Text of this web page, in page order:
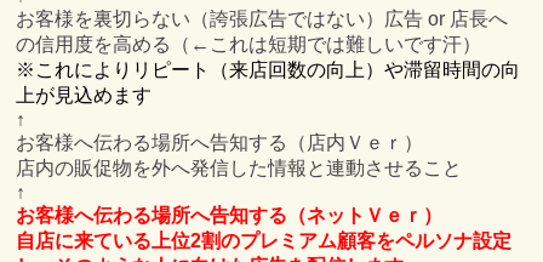
お客様を裏切らない（誇張広告ではない）広告 or 店長へ
の信用度を高める（←これは短期では難しいです汗）
※これによりリピート（来店回数の向上）や滞留時間の向
上が見込めます
↑
お客様へ伝わる場所へ告知する（店内Ｖｅｒ）
店内の販促物を外へ発信した情報と連動させること
↑
お客様へ伝わる場所へ告知する（ネットＶｅｒ）
自店に来ている上位2割のプレミアム顧客をペルソナ設定